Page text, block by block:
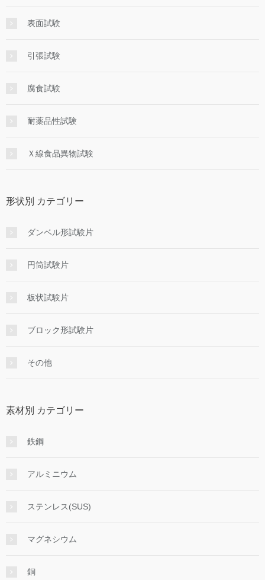
表面試験
引張試験
腐食試験
耐薬品性試験
Ｘ線食品異物試験
形状別 カテゴリー
ダンベル形試験片
円筒試験片
板状試験片
ブロック形試験片
その他
素材別 カテゴリー
鉄鋼
アルミニウム
ステンレス(SUS)
マグネシウム
銅